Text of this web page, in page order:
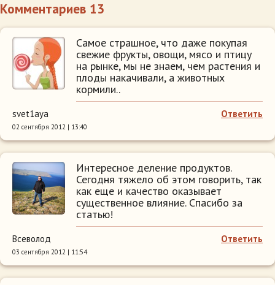
Комментариев 13
Самое страшное, что даже покупая
свежие фрукты, овощи, мясо и птицу
на рынке, мы не знаем, чем растения и
плоды накачивали, а животных
кормили..
Ответить
svet1aya
02 сентября 2012 | 13:40
Интересное деление продуктов.
Сегодня тяжело об этом говорить, так
как еще и качество оказывает
существенное влияние. Спасибо за
статью!
Ответить
Всеволод
03 сентября 2012 | 11:54